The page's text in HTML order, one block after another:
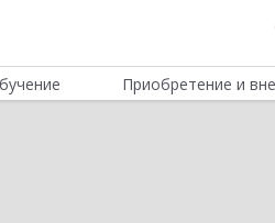
Приобретение и